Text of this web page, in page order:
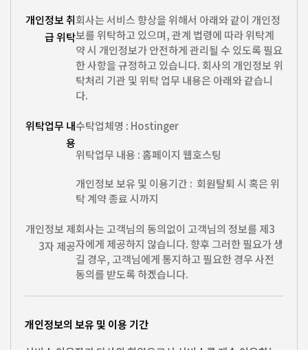
개인정보 취
급 위탁
회사는 서비스 향상을 위해서 아래와 같이 개인정
보를 위탁하고 있으며, 관계 법령에 따라 위탁계
약 시 개인정보가 안전하게 관리될 수 있도록 필요
한 사항을 규정하고 있습니다. 회사의 개인정보 위
탁처리 기관 및 위탁 업무 내용은 아래와 같습니
다.
위탁업무 내
용
수탁업체명 : Hostinger
위탁업무 내용 : 홈페이지 웹호스팅
개인정보 보유 및 이용기간 : 회원탈퇴 시 혹은 위
탁 계약 종료 시까지
개인정보 제
3자 제공
회사는 고객님의 동의없이 고객님의 정보를 제3
자에게 제공하지 않습니다. 향후 그러한 필요가 생
길 경우, 고객님에게 통지하고 필요한 경우 사전
동의를 받도록 하겠습니다.
개인정보의 보유 및 이용 기간